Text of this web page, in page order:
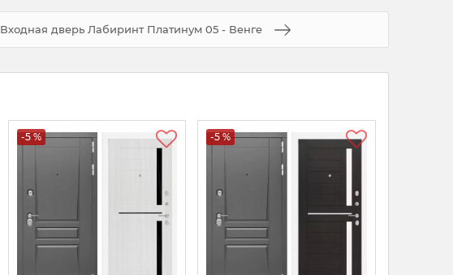
Входная дверь Лабиринт Платинум 05 - Венге
-5 % -5 %